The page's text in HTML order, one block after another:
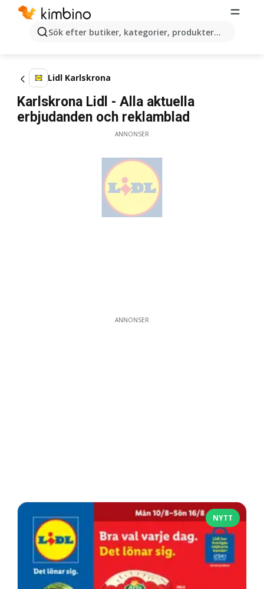
Sök efter butiker, kategorier, produkter...
Lidl Karlskrona
Karlskrona Lidl - Alla aktuella
erbjudanden och reklamblad
ANNONSER
ANNONSER
NYTT